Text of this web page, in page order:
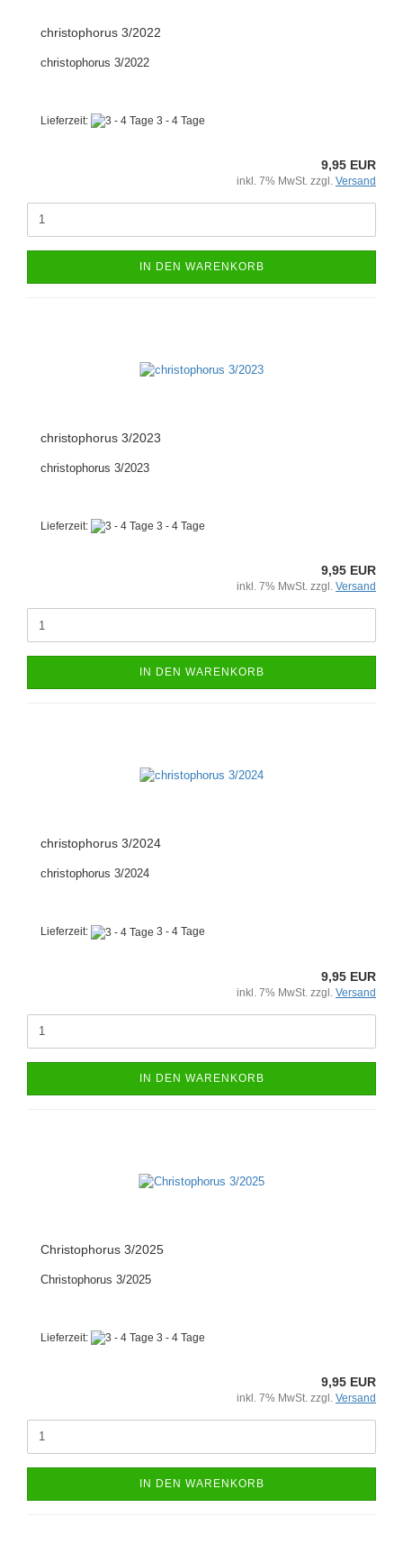
christophorus 3/2022
christophorus 3/2022
Lieferzeit: 3 - 4 Tage
9,95 EUR
inkl. 7% MwSt. zzgl. Versand
IN DEN WARENKORB
christophorus 3/2023
christophorus 3/2023
Lieferzeit: 3 - 4 Tage
9,95 EUR
inkl. 7% MwSt. zzgl. Versand
IN DEN WARENKORB
christophorus 3/2024
christophorus 3/2024
Lieferzeit: 3 - 4 Tage
9,95 EUR
inkl. 7% MwSt. zzgl. Versand
IN DEN WARENKORB
Christophorus 3/2025
Christophorus 3/2025
Lieferzeit: 3 - 4 Tage
9,95 EUR
inkl. 7% MwSt. zzgl. Versand
IN DEN WARENKORB